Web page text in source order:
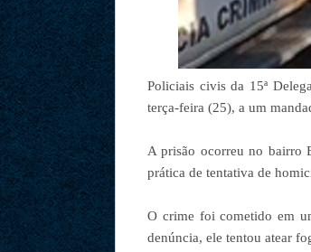
Policiais civis da 15ª
terça-feira (25), a um
A prisão ocorreu no bairro
prática de tentativa de
O crime foi cometido em
denúncia, ele tentou atear